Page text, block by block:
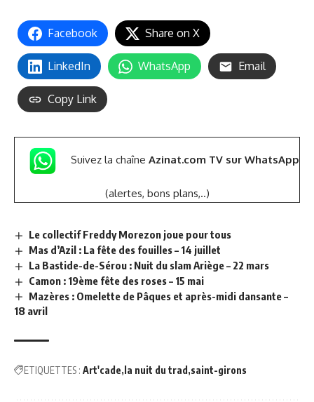
Facebook Share on X
LinkedIn WhatsApp Email
Copy Link
Suivez la chaîne Azinat.com TV sur WhatsApp
(alertes, bons plans,..)
Le collectif Freddy Morezon joue pour tous
Mas d’Azil : La fête des fouilles – 14 juillet
La Bastide-de-Sérou : Nuit du slam Ariège – 22 mars
Camon : 19ème fête des roses – 15 mai
Mazères : Omelette de Pâques et après-midi dansante –
18 avril
ETIQUETTES : Art'cade la nuit du trad saint-girons